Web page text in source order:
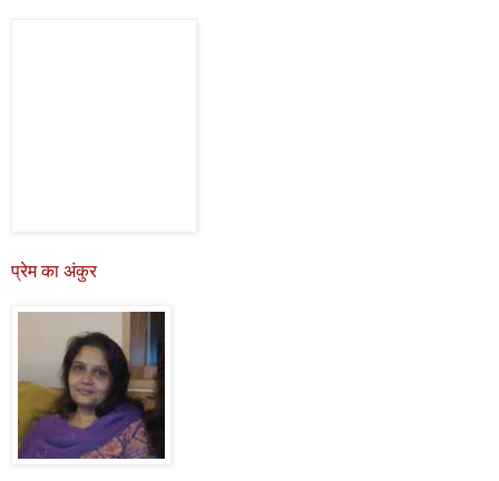
प्रेम का अंकुर